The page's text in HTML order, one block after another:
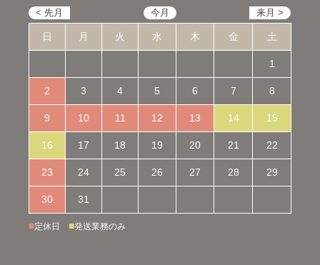
日 月 火 水 木 金 土
1
2 3 4 5 6 7 8
9 10 11 12 13 14 15
16 17 18 19 20 21 22
23 24 25 26 27 28 29
30 31
■定休日 ■発送業務のみ